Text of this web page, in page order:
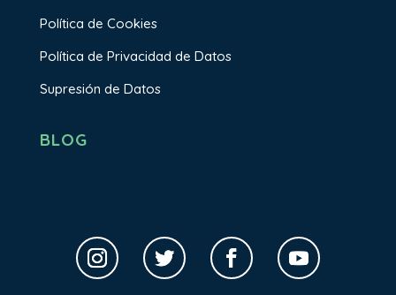
Política de Cookies
Política de Privacidad de Datos
Supresión de Datos
BLOG